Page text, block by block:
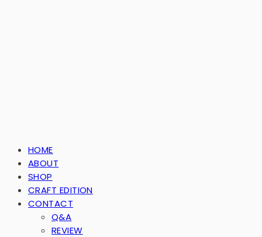
HOME
ABOUT
SHOP
CRAFT EDITION
CONTACT
Q&A
REVIEW